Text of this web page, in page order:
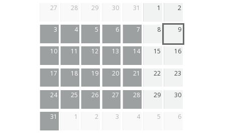
27
28 29 30 31 1 2
3 4 5 6 7 8 9
10 11 12 13 14 15 16
17 18 19 20 21 22 23
24 25 26 27 28 29 30
31 1 2 3 4 5 6